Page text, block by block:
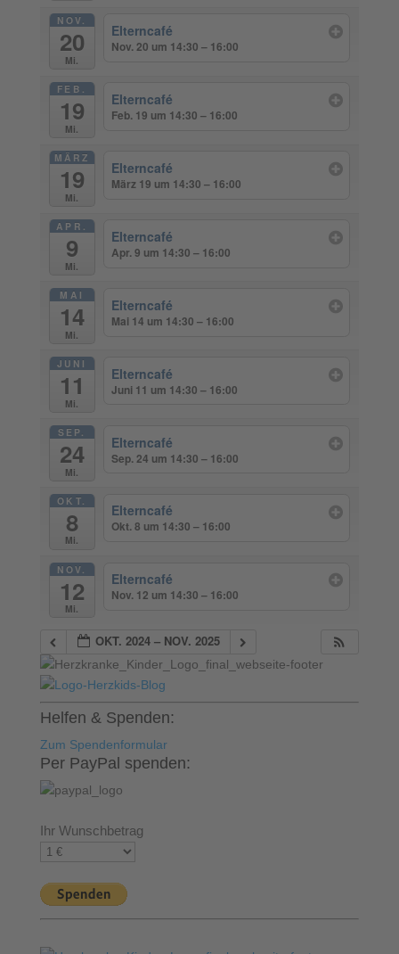
NOV.
20
Mi.
Elterncafé
Nov. 20 um 14:30 – 16:00
FEB.
19
Mi.
Elterncafé
Feb. 19 um 14:30 – 16:00
MÄRZ
19
Mi.
Elterncafé
März 19 um 14:30 – 16:00
APR.
9
Mi.
Elterncafé
Apr. 9 um 14:30 – 16:00
MAI
14
Mi.
Elterncafé
Mai 14 um 14:30 – 16:00
JUNI
11
Mi.
Elterncafé
Juni 11 um 14:30 – 16:00
SEP.
24
Mi.
Elterncafé
Sep. 24 um 14:30 – 16:00
OKT.
8
Mi.
Elterncafé
Okt. 8 um 14:30 – 16:00
NOV.
12
Mi.
Elterncafé
Nov. 12 um 14:30 – 16:00
OKT. 2024 – NOV. 2025
Helfen & Spenden:
Zum Spendenformular
Per PayPal spenden:
Ihr Wunschbetrag